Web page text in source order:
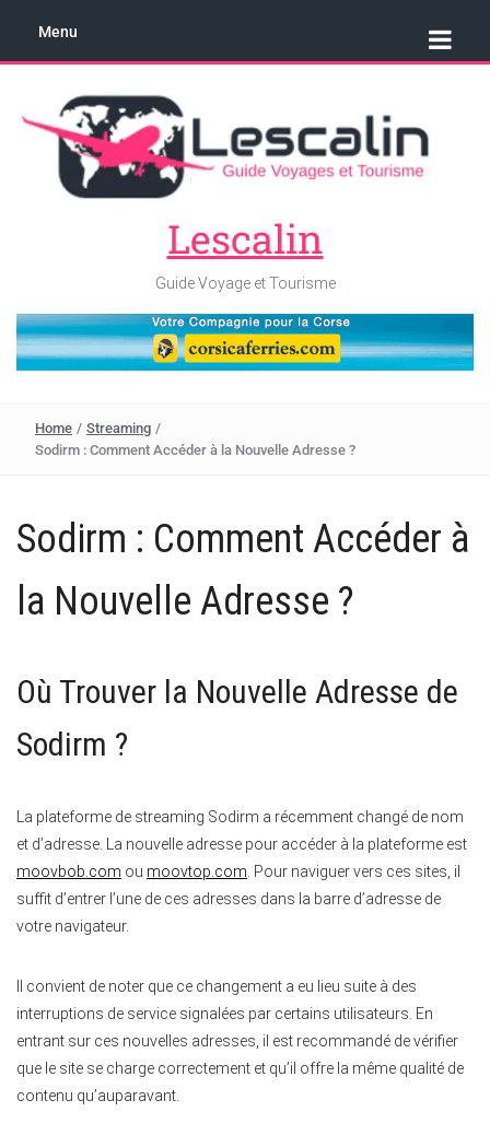
Menu
Lescalin
Guide Voyage et Tourisme
Home / Streaming /
Sodirm : Comment Accéder à la Nouvelle Adresse ?
Sodirm : Comment Accéder à
la Nouvelle Adresse ?
Où Trouver la Nouvelle Adresse de
Sodirm ?
La plateforme de streaming Sodirm a récemment changé de nom
et d’adresse. La nouvelle adresse pour accéder à la plateforme est
moovbob.com ou moovtop.com . Pour naviguer vers ces sites, il
suffit d’entrer l’une de ces adresses dans la barre d’adresse de
votre navigateur.
Il convient de noter que ce changement a eu lieu suite à des
interruptions de service signalées par certains utilisateurs. En
entrant sur ces nouvelles adresses, il est recommandé de vérifier
que le site se charge correctement et qu’il offre la même qualité de
contenu qu’auparavant.